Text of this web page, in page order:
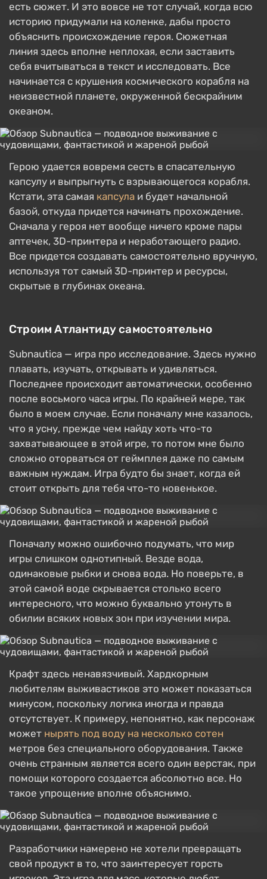
есть сюжет. И это вовсе не тот случай, когда всю
историю придумали на коленке, дабы просто
объяснить происхождение героя. Сюжетная
линия здесь вполне неплохая, если заставить
себя вчитываться в текст и исследовать. Все
начинается с крушения космического корабля на
неизвестной планете, окруженной бескрайним
океаном.
Герою удается вовремя сесть в спасательную
капсулу и выпрыгнуть с взрывающегося корабля.
Кстати, эта самая капсула и будет начальной
базой, откуда придется начинать прохождение.
Сначала у героя нет вообще ничего кроме пары
аптечек, 3D-принтера и неработающего радио.
Все придется создавать самостоятельно вручную,
используя тот самый 3D-принтер и ресурсы,
скрытые в глубинах океана.
Строим Атлантиду самостоятельно
Subnautica — игра про исследование. Здесь нужно
плавать, изучать, открывать и удивляться.
Последнее происходит автоматически, особенно
после восьмого часа игры. По крайней мере, так
было в моем случае. Если поначалу мне казалось,
что я усну, прежде чем найду хоть что-то
захватывающее в этой игре, то потом мне было
сложно оторваться от геймплея даже по самым
важным нуждам. Игра будто бы знает, когда ей
стоит открыть для тебя что-то новенькое.
Поначалу можно ошибочно подумать, что мир
игры слишком однотипный. Везде вода,
одинаковые рыбки и снова вода. Но поверьте, в
этой самой воде скрывается столько всего
интересного, что можно буквально утонуть в
обилии всяких новых зон при изучении мира.
Крафт здесь ненавязчивый. Хардкорным
любителям выживастиков это может показаться
минусом, поскольку логика иногда и правда
отсутствует. К примеру, непонятно, как персонаж
может нырять под воду на несколько сотен
метров без специального оборудования. Также
очень странным является всего один верстак, при
помощи которого создается абсолютно все. Но
такое упрощение вполне объяснимо.
Разработчики намерено не хотели превращать
свой продукт в то, что заинтересует горсть